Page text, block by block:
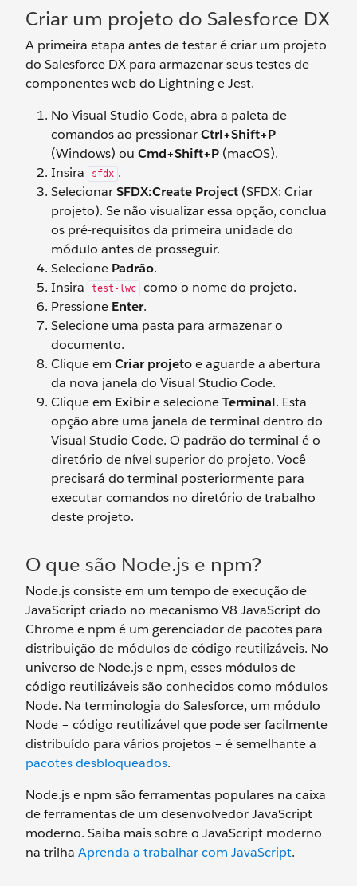
Criar um projeto do Salesforce DX
A primeira etapa antes de testar é criar um projeto
do Salesforce DX para armazenar seus testes de
componentes web do Lightning e Jest.
No Visual Studio Code, abra a paleta de
comandos ao pressionarCtrl+Shift+P
(Windows) ou Cmd+Shift+P (macOS).
Insira
sfdx .
SelecionarSFDX:Create Project (SFDX: Criar
projeto). Se não visualizar essa opção, conclua
os pré-requisitos da primeira unidade do
módulo antes de prosseguir.
Selecione Padrão.
Insira
test-lwc
como o nome do projeto.
Pressione Enter.
Selecione uma pasta para armazenar o
documento.
Clique em Criar projetoe aguarde a abertura
da nova janela do Visual Studio Code.
Clique em Exibire selecioneTerminal. Esta
opção abre uma janela de terminal dentro do
Visual Studio Code. O padrão do terminal é o
diretório de nível superior do projeto. Você
precisará do terminal posteriormente para
executar comandos no diretório de trabalho
deste projeto.
O que são Node.js e npm?
Node.js consiste em um tempo de execução de
JavaScript criado no mecanismo V8 JavaScript do
Chrome e npm é um gerenciador de pacotes para
distribuição de módulos de código reutilizáveis. No
universo de Node.js e npm, esses módulos de
código reutilizáveis são conhecidos como módulos
Node. Na terminologia do Salesforce, um módulo
Node – código reutilizável que pode ser facilmente
distribuído para vários projetos – é semelhante a
pacotes desbloqueados.
Node.js e npm são ferramentas populares na caixa
de ferramentas de um desenvolvedor JavaScript
moderno. Saiba mais sobre o JavaScript moderno
na trilha Aprenda a trabalhar com JavaScript.